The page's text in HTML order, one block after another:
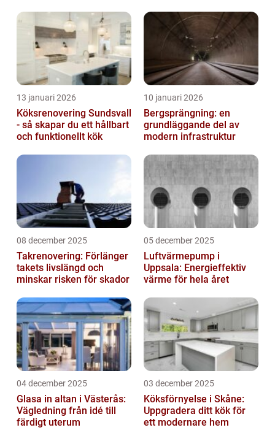
13 januari 2026
Köksrenovering Sundsvall
- så skapar du ett hållbart
och funktionellt kök
10 januari 2026
Bergsprängning: en
grundläggande del av
modern infrastruktur
08 december 2025
Takrenovering: Förlänger
takets livslängd och
minskar risken för skador
05 december 2025
Luftvärmepump i
Uppsala: Energieffektiv
värme för hela året
04 december 2025
Glasa in altan i Västerås:
Vägledning från idé till
färdigt uterum
03 december 2025
Köksförnyelse i Skåne:
Uppgradera ditt kök för
ett modernare hem